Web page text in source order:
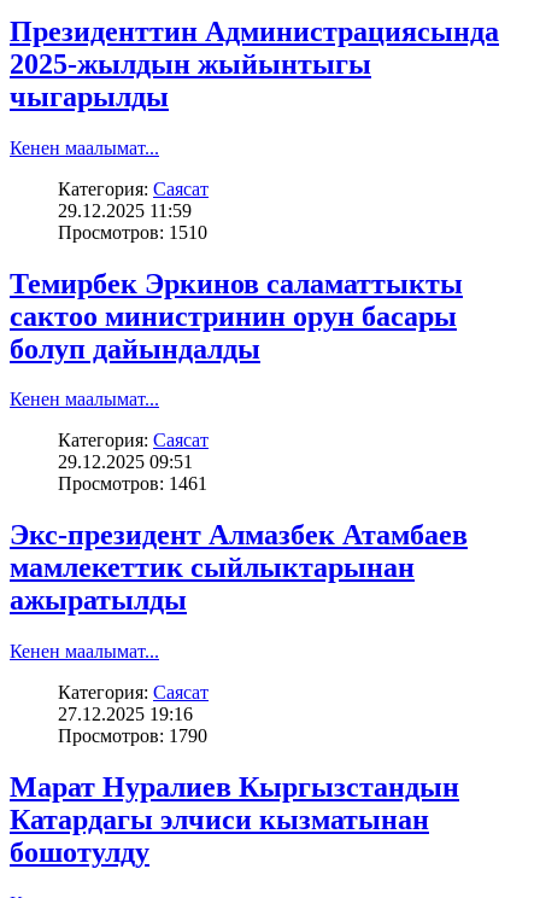
Президенттин Администрациясында
2025-жылдын жыйынтыгы
чыгарылды
Кенен маалымат...
Категория: Саясат
29.12.2025 11:59
Просмотров: 1510
Темирбек Эркинов саламаттыкты
сактоо министринин орун басары
болуп дайындалды
Кенен маалымат...
Категория: Саясат
29.12.2025 09:51
Просмотров: 1461
Экс-президент Алмазбек Атамбаев
мамлекеттик сыйлыктарынан
ажыратылды
Кенен маалымат...
Категория: Саясат
27.12.2025 19:16
Просмотров: 1790
Марат Нуралиев Кыргызстандын
Катардагы элчиси кызматынан
бошотулду